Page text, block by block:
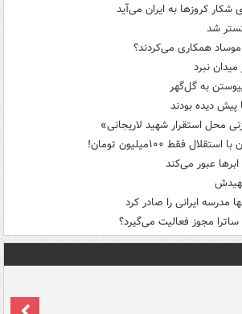
شکار کروزها به ایران می‌آید
همکاری می‌کردند؟
میدان نبرد
به گل‌گهر
دیده بودند
محل استقرار شهید لاریجانی»
فقط ۱۰۰میلیون تومان!
ابرها عبور می‌کند
مدرسه ایرانی را صادر کرد
ساترا مجوز فعالیت می‌گیرد؟